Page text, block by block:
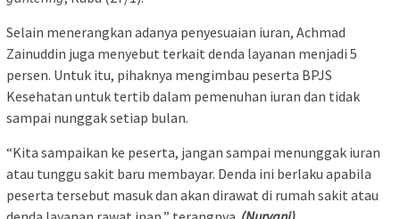
Selain menerangkan adanya penyesuaian iuran, Achmad
Zainuddin juga menyebut terkait denda layanan menjadi 5
persen. Untuk itu, pihaknya mengimbau peserta BPJS
Kesehatan untuk tertib dalam pemenuhan iuran dan tidak
sampai nunggak setiap bulan.
“Kita sampaikan ke peserta, jangan sampai menunggak iuran
atau tunggu sakit baru membayar. Denda ini berlaku apabila
peserta tersebut masuk dan akan dirawat di rumah sakit atau